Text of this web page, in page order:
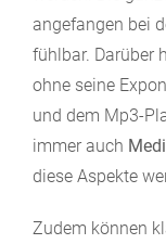
angefangen bei
fühlbar. Darüber
ohne seine
und dem Mp3-
immer auch
diese Aspekte
Zudem können